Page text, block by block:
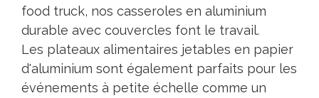
food truck, nos casseroles en aluminium
durable avec couvercles font le travail.
Les plateaux alimentaires jetables en papier
d'aluminium sont également parfaits pour les
événements à petite échelle comme un